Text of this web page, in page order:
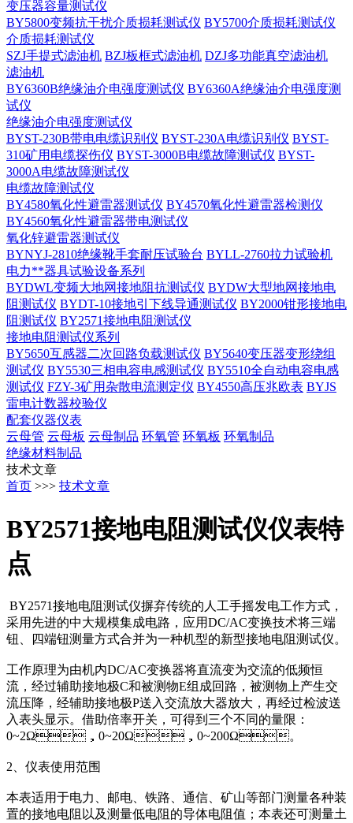
变压器容量测试仪
BY5800变频抗干扰介质损耗测试仪 BY5700介质损耗测试仪
介质损耗测试仪
SZJ手提式滤油机 BZJ板框式滤油机 DZJ多功能真空滤油机
滤油机
BY6360B绝缘油介电强度测试仪 BY6360A绝缘油介电强度测
试仪
绝缘油介电强度测试仪
BYST-230B带电电缆识别仪 BYST-230A电缆识别仪 BYST-
310矿用电缆探伤仪 BYST-3000B电缆故障测试仪 BYST-
3000A电缆故障测试仪
电缆故障测试仪
BY4580氧化性避雷器测试仪 BY4570氧化性避雷器检测仪
BY4560氧化性避雷器带电测试仪
氧化锌避雷器测试仪
BYNYJ-2810绝缘靴手套耐压试验台 BYLL-2760拉力试验机
电力**器具试验设备系列
BYDWL变频大地网接地阻抗测试仪 BYDW大型地网接地电
阻测试仪 BYDT-10接地引下线导通测试仪 BY2000钳形接地电
阻测试仪 BY2571接地电阻测试仪
接地电阻测试仪系列
BY5650互感器二次回路负载测试仪 BY5640变压器变形绕组
测试仪 BY5530三相电容电感测试仪 BY5510全自动电容电感
测试仪 FZY-3矿用杂散电流测定仪 BY4550高压兆欧表 BYJS
雷电计数器校验仪
配套仪器仪表
云母管 云母板 云母制品 环氧管 环氧板 环氧制品
绝缘材料制品
技术文章
首页 >>> 技术文章
BY2571接地电阻测试仪仪表特
点
BY2571接地电阻测试仪摒弃传统的人工手摇发电工作方式，
采用先进的中大规模集成电路，应用DC/AC变换技术将三端
钮、四端钮测量方式合并为一种机型的新型接地电阻测试仪。
工作原理为由机内DC/AC变换器将直流变为交流的低频恒
流，经过辅助接地极C和被测物E组成回路，被测物上产生交
流压降，经辅助接地极P送入交流放大器放大，再经过检波送
入表头显示。借助倍率开关，可得到三个不同的量限：
0~2Ω，0~20Ω，0~200Ω。
2、仪表使用范围
本表适用于电力、邮电、铁路、通信、矿山等部门测量各种装
置的接地电阻以及测量低电阻的导体电阻值；本表还可测量土